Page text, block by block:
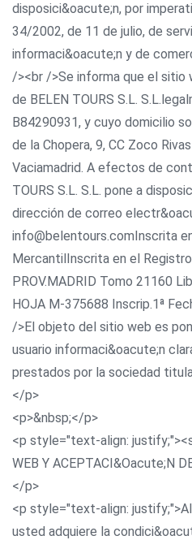
disposici&oacute;n, por
34/2002, de 11 de julio, de
informaci&oacute;n y de
/><br />Se informa que el sitio
de BELEN TOURS S.L.
B84290931, y cuyo domicilio
de la Chopera, 9, CC Zoco
Vaciamadrid. A efectos de
TOURS S.L. S.L. pone a
dirección de correo
info@belentours.comInscrita
MercantilInscrita en el
PROV.MADRID Tomo 21160
HOJA M-375688 Inscrip.1ª
/>El objeto del sitio web es
usuario informaci&oacute;n
prestados por la sociedad
</p>
<p>&nbsp;</p>
<p style="text-align:
WEB Y ACEPTACI&Oacute;N
</p>
<p style="text-align:
usted adquiere la